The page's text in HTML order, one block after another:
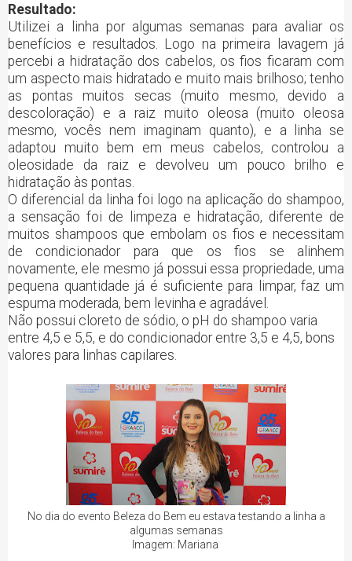
Resultado:
Utilizei a linha por algumas semanas para avaliar os
benefícios e resultados. Logo na primeira lavagem já
percebi a hidratação dos cabelos, os fios ficaram com
um aspecto mais hidratado e muito mais brilhoso; tenho
as pontas muitos secas (muito mesmo, devido a
descoloração) e a raiz muito oleosa (muito oleosa
mesmo, vocês nem imaginam quanto), e a linha se
adaptou muito bem em meus cabelos, controlou a
oleosidade da raiz e devolveu um pouco brilho e
hidratação às pontas.
O diferencial da linha foi logo na aplicação do shampoo,
a sensação foi de limpeza e hidratação, diferente de
muitos shampoos que embolam os fios e necessitam
de condicionador para que os fios se alinhem
novamente, ele mesmo já possui essa propriedade, uma
pequena quantidade já é suficiente para limpar, faz um
espuma moderada, bem levinha e agradável.
Não possui cloreto de sódio, o pH do shampoo varia
entre 4,5 e 5,5, e do condicionador entre 3,5 e 4,5, bons
valores para linhas capilares.
No dia do evento Beleza do Bem eu estava testando a linha a
algumas semanas
Imagem: Mariana